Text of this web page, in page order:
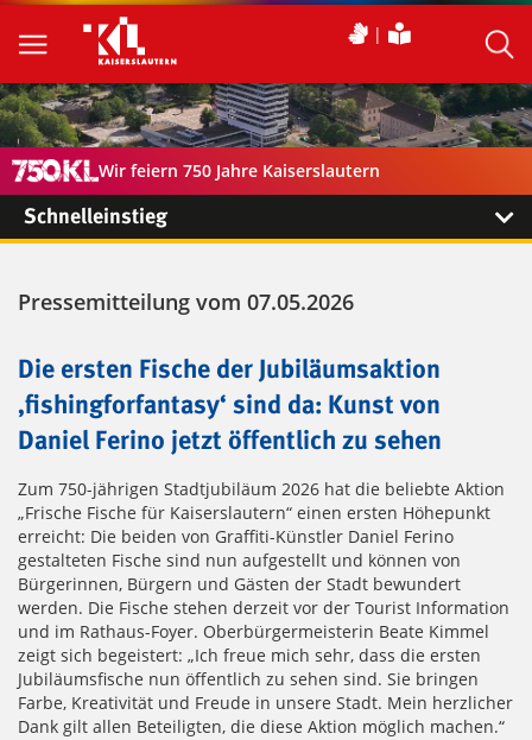
Wir feiern 750 Jahre Kaiserslautern
Schnelleinstieg
Pressemitteilung vom 07.05.2026
Die ersten Fische der Jubiläumsaktion
‚fishingforfantasy‘ sind da: Kunst von
Daniel Ferino jetzt öffentlich zu sehen
Zum 750-jährigen Stadtjubiläum 2026 hat die beliebte Aktion
„Frische Fische für Kaiserslautern“ einen ersten Höhepunkt
erreicht: Die beiden von Graffiti-Künstler Daniel Ferino
gestalteten Fische sind nun aufgestellt und können von
Bürgerinnen, Bürgern und Gästen der Stadt bewundert
werden. Die Fische stehen derzeit vor der Tourist Information
und im Rathaus-Foyer. Oberbürgermeisterin Beate Kimmel
zeigt sich begeistert: „Ich freue mich sehr, dass die ersten
Jubiläumsfische nun öffentlich zu sehen sind. Sie bringen
Farbe, Kreativität und Freude in unsere Stadt. Mein herzlicher
Dank gilt allen Beteiligten, die diese Aktion möglich machen.“